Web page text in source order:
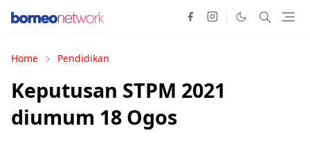
Home Pendidikan
Keputusan STPM 2021
diumum 18 Ogos